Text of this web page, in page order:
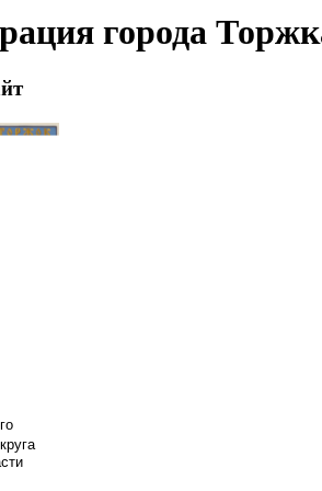
города